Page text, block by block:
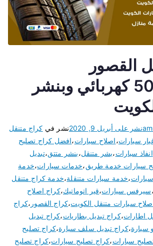
القصور
50805535 كهربائي وبنشر
نشر على أبريل 9, 2020 نشر في كراج متنقل
سيارات،اصلاح سيارات،افضل كراج تصليح
انفاذ سيارات،بشر متنقل،بنشر متتق،تبديل
سيارات خدمة طريق،خدمات سيارات،خدمة
،خدمة سيارات متنقلة،خدمة كراج متنقل
،سيرفس سيارات،قير اتوماتيك،كراج اصلاح
سيارات متنقل الكويت،كراج القصور ،كراج
اطارات،كراج تبديل بطاريات،كراج تبديل
سيارة،كراج تبديل سلف سيارة،كراج تصليح
سبارات،كراج تصليح سيارات،كراج تصليح